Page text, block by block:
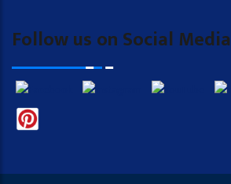
Follow us on Social Media